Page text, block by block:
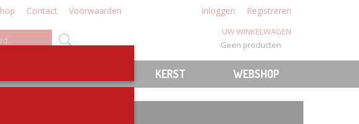
Contact Voorwaarden Inloggen Registreren
UW WINKELWAGEN
Geen producten
WEBSHOP
KERST